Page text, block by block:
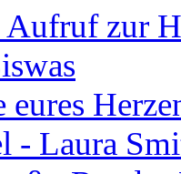
Aufruf zur
eures
- Laura